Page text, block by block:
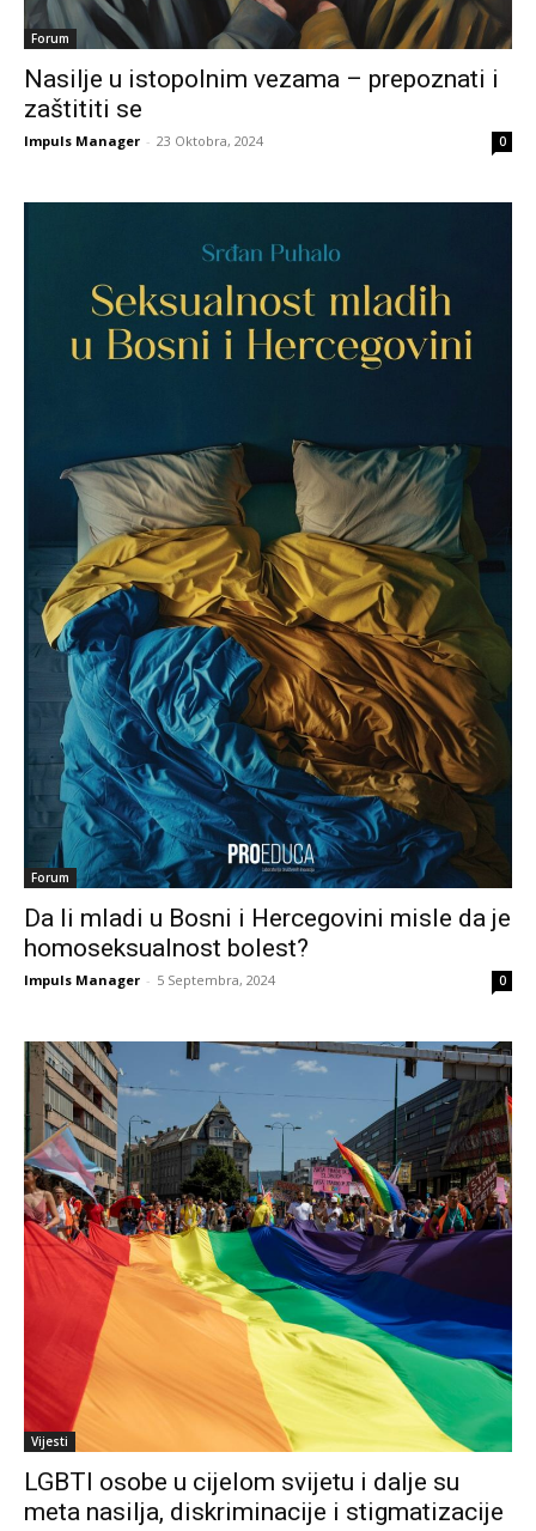
Forum
Nasilje u istopolnim vezama – prepoznati i
zaštititi se
Impuls Manager - 23 Oktobra, 2024 0
Forum
Da li mladi u Bosni i Hercegovini misle da je
homoseksualnost bolest?
Impuls Manager - 5 Septembra, 2024 0
Vijesti
LGBTI osobe u cijelom svijetu i dalje su
meta nasilja, diskriminacije i stigmatizacije